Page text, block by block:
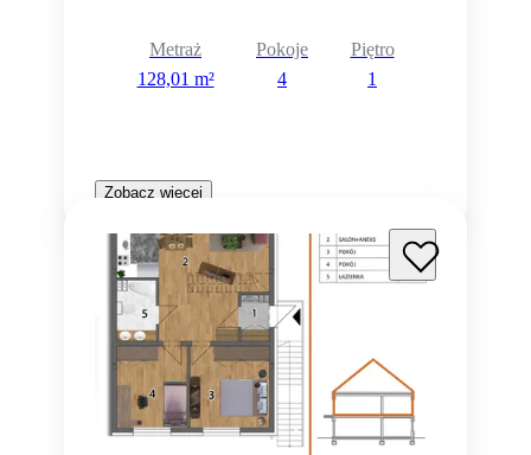
Metraż
128,01 m²
Pokoje
4
Piętro
1
Zobacz więcej